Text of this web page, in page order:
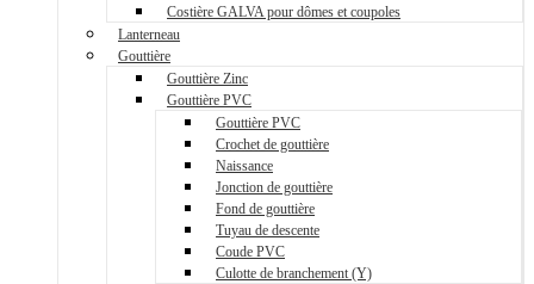
Costière GALVA pour dômes et coupoles
Lanterneau
Gouttière
Gouttière Zinc
Gouttière PVC
Gouttière PVC
Crochet de gouttière
Naissance
Jonction de gouttière
Fond de gouttière
Tuyau de descente
Coude PVC
Culotte de branchement (Y)